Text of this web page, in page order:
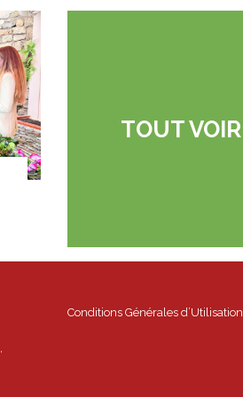
TOUT VOIR
Conditions Générales d’Utilisation